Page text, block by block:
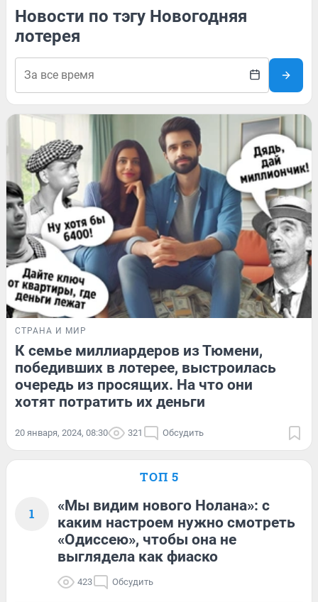
Новости по тэгу Новогодняя
лотерея
СТРАНА И МИР
К семье миллиардеров из Тюмени,
победивших в лотерее, выстроилась
очередь из просящих. На что они
хотят потратить их деньги
20 января, 2024, 08:30 321 Обсудить
ТОП 5
1
«Мы видим нового Нолана»: с
каким настроем нужно смотреть
«Одиссею», чтобы она не
выглядела как фиаско
423 Обсудить